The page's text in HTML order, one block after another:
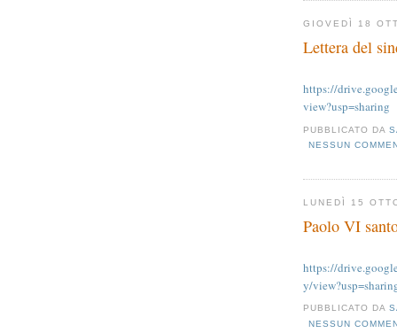
GIOVEDÌ 18
Lettera del
https://
view?usp=sharing
PUBBLICATO DA
NESSUN
LUNEDÌ 15
Paolo VI
https://
y/
PUBBLICATO DA
NESSUN